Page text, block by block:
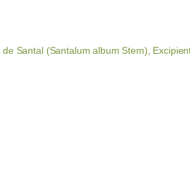
Santal (Santalum album Stem),